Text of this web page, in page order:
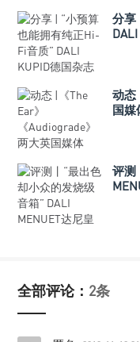
分享
动态
国媒
评测
全部评论： 2条